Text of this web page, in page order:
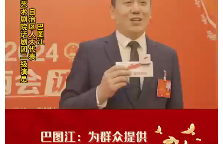
四川 云南 西藏
陕西 青海
新疆 内蒙古 黑龙江
多语种频道
English Español Français عربى
Русский язык 日本語 한국어